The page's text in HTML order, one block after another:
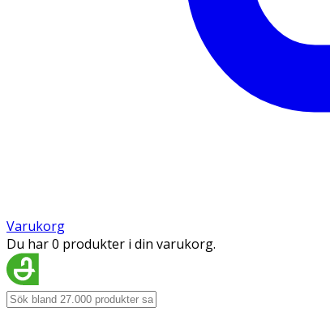
Varukorg
Du har 0 produkter i din varukorg.